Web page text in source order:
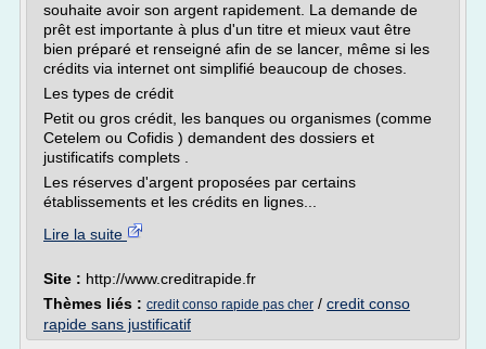
souhaite avoir son argent rapidement. La demande de
prêt est importante à plus d'un titre et mieux vaut être
bien préparé et renseigné afin de se lancer, même si les
crédits via internet ont simplifié beaucoup de choses.
Les types de crédit
Petit ou gros crédit, les banques ou organismes (comme
Cetelem ou Cofidis ) demandent des dossiers et
justificatifs complets .
Les réserves d'argent proposées par certains
établissements et les crédits en lignes...
Lire la suite
Site : http://www.creditrapide.fr
Thèmes liés : credit conso rapide pas cher / credit conso
rapide sans justificatif